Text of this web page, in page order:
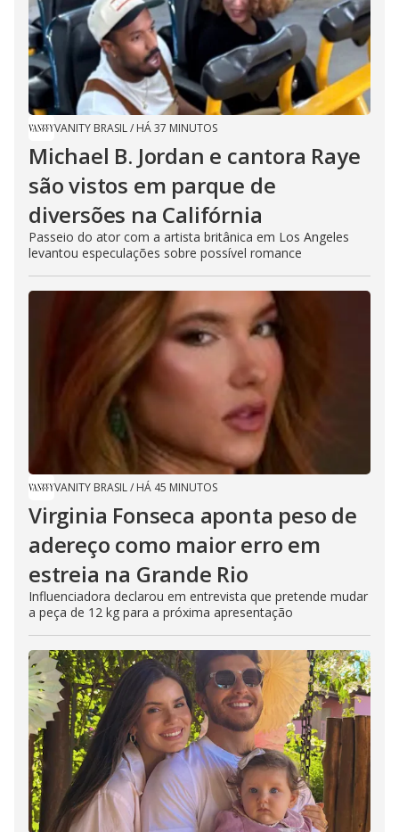
VANITY BRASIL/ HÁ 37 MINUTOS
Michael B. Jordan e cantora Raye
são vistos em parque de
diversões na Califórnia
Passeio do ator com a artista britânica em Los Angeles
levantou especulações sobre possível romance
VANITY BRASIL/ HÁ 45 MINUTOS
Virginia Fonseca aponta peso de
adereço como maior erro em
estreia na Grande Rio
Influenciadora declarou em entrevista que pretende mudar
a peça de 12 kg para a próxima apresentação